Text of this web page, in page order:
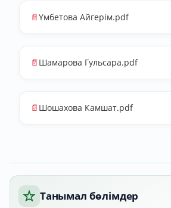
📄Үмбетова Айгерім.pdf
📄 Шамарова Гульсара.pdf
📄 Шошахова Камшат.pdf
Танымал бөлімдер